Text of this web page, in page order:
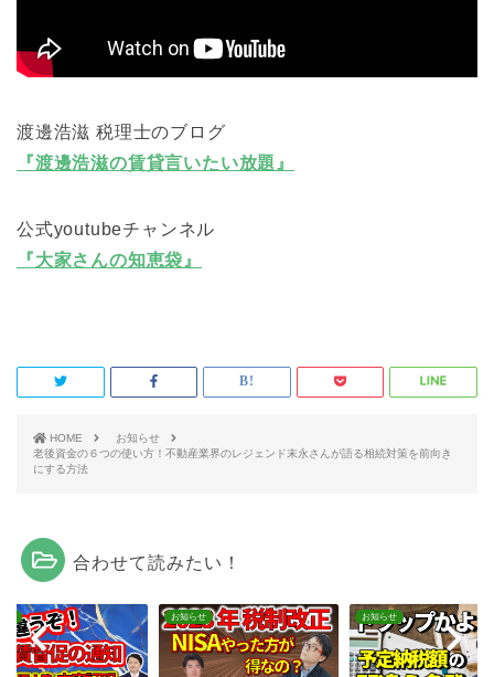
渡邊浩滋 税理士のブログ
『渡邊浩滋の賃貸言いたい放題』
公式youtubeチャンネル
『大家さんの知恵袋』
HOME
お知らせ
老後資金の６つの使い方！不動産業界のレジェンド末永さんが語る相続対策を前向き
にする方法
合わせて読みたい！
お知らせ お知らせ